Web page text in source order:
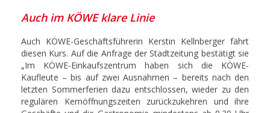
Auch im KÖWE klare Linie
Auch KÖWE-Geschäftsführerin Kerstin Kellnberger fährt
diesen Kurs. Auf die Anfrage der Stadtzeitung bestätigt sie
„Im KÖWE-Einkaufszentrum haben sich die KÖWE-
Kaufleute – bis auf zwei Ausnahmen – bereits nach den
letzten Sommerferien dazu entschlossen, wieder zu den
regulären Kernöffnungszeiten zurückzukehren und ihre